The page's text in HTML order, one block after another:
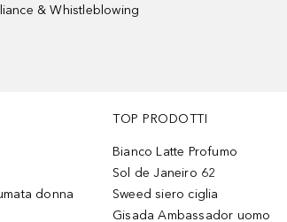
& Whistleblowing
donna
TOP PRODOTTI
Bianco Latte Profumo
Sol de Janeiro 62
Sweed siero ciglia
Gisada Ambassador uomo